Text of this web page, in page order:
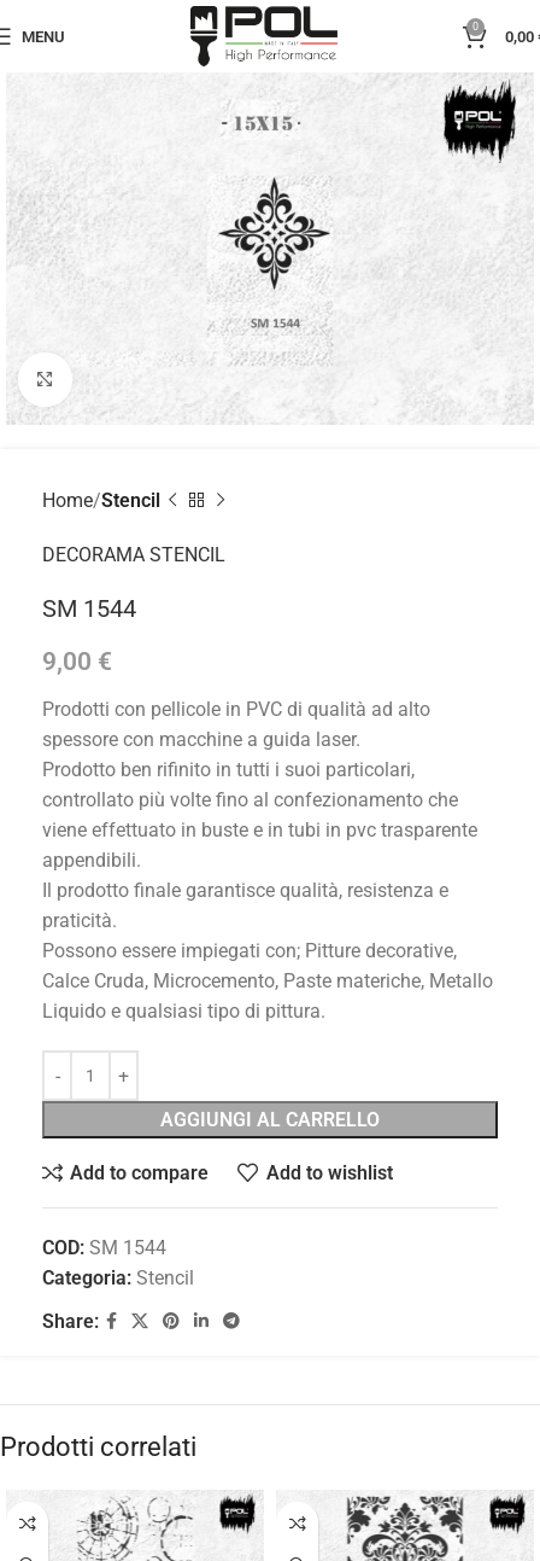
MENU
0
0,00
Click to enlarge
Home Stencil
DECORAMA STENCIL
SM 1544
9,00 €
Prodotti con pellicole in PVC di qualità ad alto
spessore con macchine a guida laser.
Prodotto ben rifinito in tutti i suoi particolari,
controllato più volte fino al confezionamento che
viene effettuato in buste e in tubi in pvc trasparente
appendibili.
Il prodotto finale garantisce qualità, resistenza e
praticità.
Possono essere impiegati con; Pitture decorative,
Calce Cruda, Microcemento, Paste materiche, Metallo
Liquido e qualsiasi tipo di pittura.
AGGIUNGI AL CARRELLO
Add to compare Add to wishlist
COD: SM 1544
Categoria: Stencil
Share:
Prodotti correlati